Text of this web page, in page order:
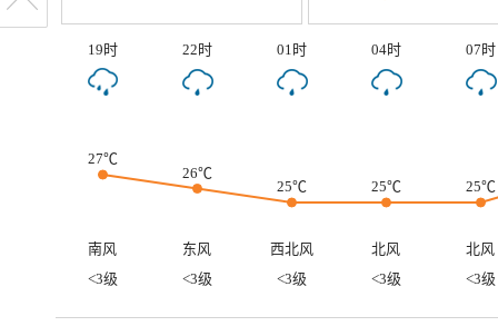
19时 22时 01时 04时 07时
27℃
26℃
25℃
25℃ 25℃
南风 东风 西北风 北风
北风
<3级
<3级 <3级 <3级 <3级